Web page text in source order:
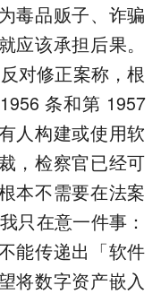
毒品贩子、诈骗
应该承担后果。
对修正案称，根
条和第 1957
人构建或使用软
，检察官已经可
本不需要在法案
只在意一件事：
能传递出「软件
将数字资产嵌入